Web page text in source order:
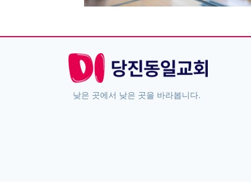
낮은 곳에서 낮은 곳을 바라봅니다.